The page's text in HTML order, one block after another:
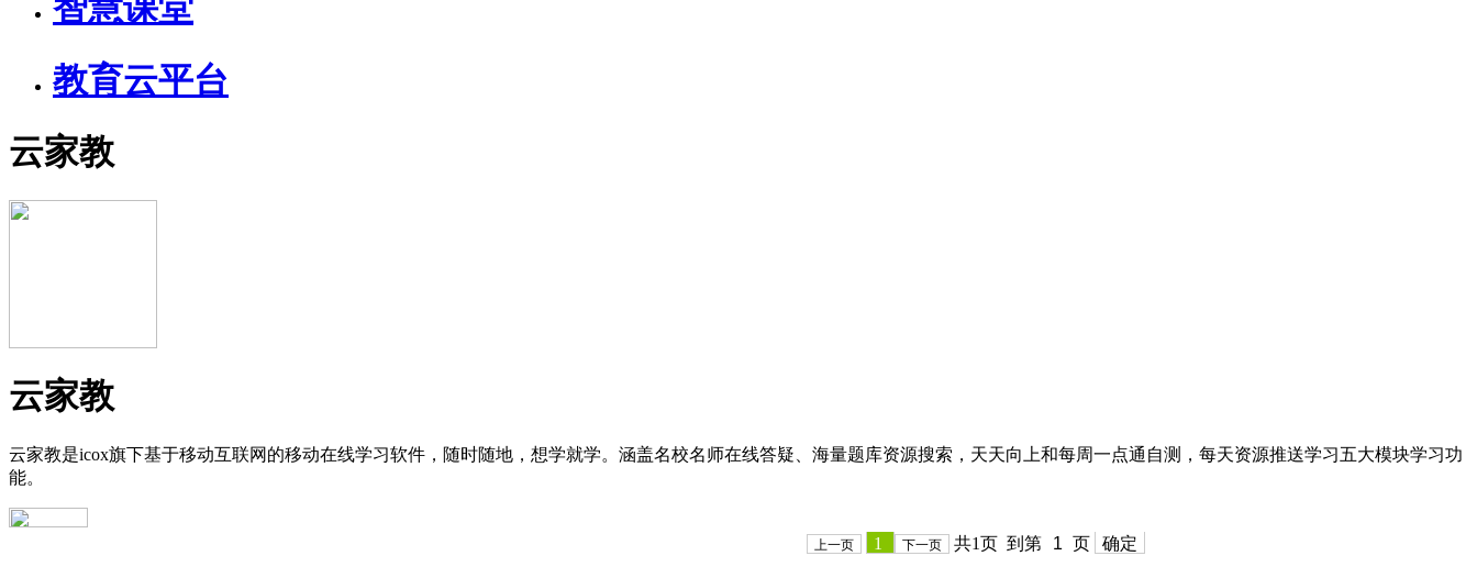
教育云平台
云家教
云家教
云家教是icox旗下基于移动互联网的移动在线学习软件，随时随地，想学就学。涵盖名校名师在线答疑、海量题库资源搜索，天天向上和每周一点通自测，每天资源推送学习五大模块学习功
能。
上一页 1 下一页 共1页 到第 页 确定